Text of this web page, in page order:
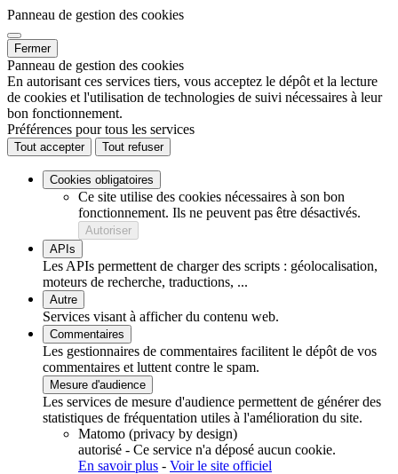
Panneau de gestion des cookies
Fermer
Panneau de gestion des cookies
En autorisant ces services tiers, vous acceptez le dépôt et la lecture
de cookies et l'utilisation de technologies de suivi nécessaires à leur
bon fonctionnement.
Préférences pour tous les services
Tout accepter Tout refuser
Cookies obligatoires
Ce site utilise des cookies nécessaires à son bon
fonctionnement. Ils ne peuvent pas être désactivés.
Autoriser
APIs
Les APIs permettent de charger des scripts : géolocalisation,
moteurs de recherche, traductions, ...
Autre
Services visant à afficher du contenu web.
Commentaires
Les gestionnaires de commentaires facilitent le dépôt de vos
commentaires et luttent contre le spam.
Mesure d'audience
Les services de mesure d'audience permettent de générer des
statistiques de fréquentation utiles à l'amélioration du site.
Matomo (privacy by design)
autorisé - Ce service n'a déposé aucun cookie.
En savoir plus - Voir le site officiel